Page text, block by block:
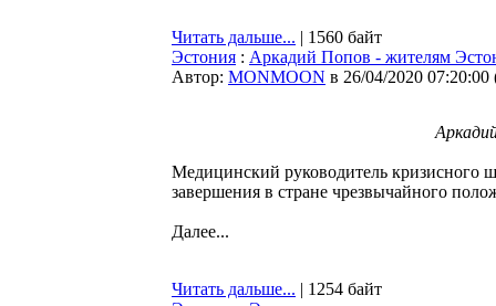
Читать дальше... | 1560 байт
Эстония : Аркадий Попов - жителям
Автор: MONMOON в 26/04/2020 07:20:00
Медицинский руководитель кризисного
завершения в стране чрезвычайного
Далее...
Читать дальше... | 1254 байт